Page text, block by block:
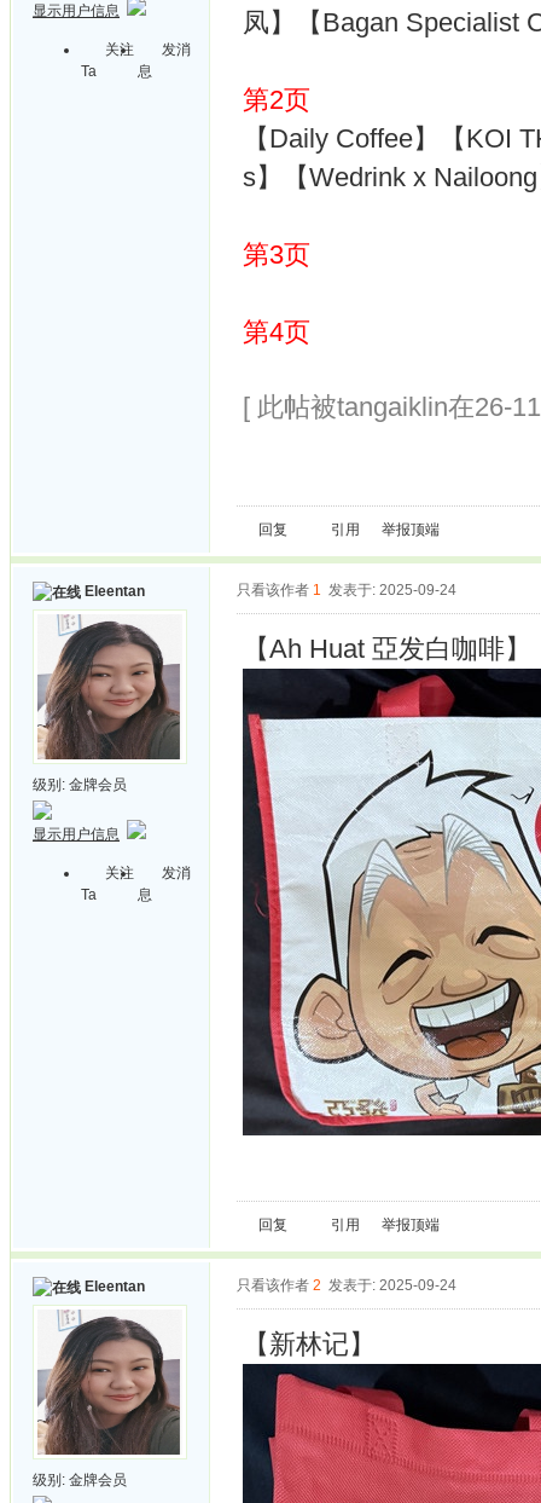
显示用户信息
关注
Ta
发消
息
凤】【Bagan Specialist
第2页
【Daily Coffee】【KOI
s】【Wedrink x
第3页
第4页
[ 此帖被tangaiklin在26-
回复 引用 举报顶端
Eleentan
级别: 金牌会员
显示用户信息
关注
Ta
发消
息
只看该作者 1 发表于: 2025-09-24
【Ah Huat 亞发白咖啡】
回复 引用 举报顶端
Eleentan
级别: 金牌会员
只看该作者 2 发表于: 2025-09-24
【新林记】